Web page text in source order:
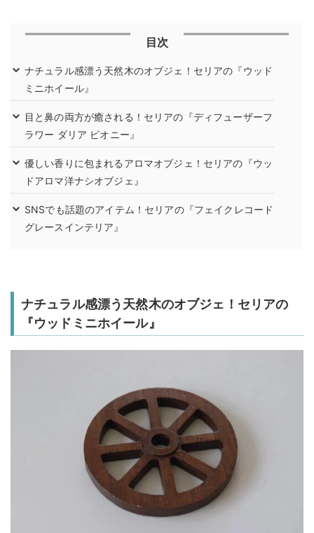
目次
ナチュラル感漂う天然木のオブジェ！セリアの『ウッド
ミニホイール』
目と鼻の両方が癒される！セリアの『ディフューザーフ
ラワー ダリア ピオニー』
優しい香りに包まれるアロマオブジェ！セリアの『ウッ
ドアロマ洋ナシオブジェ』
SNSでも話題のアイテム！セリアの『フェイクレコード
グレースインテリア』
ナチュラル感漂う天然木のオブジェ！セリアの
『ウッドミニホイール』